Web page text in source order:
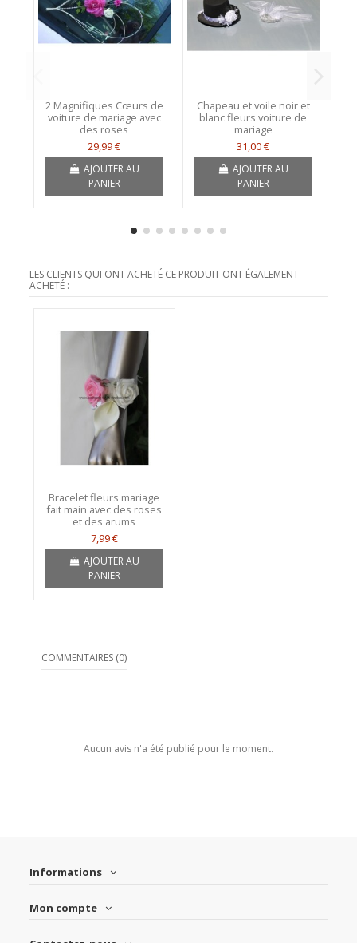
2 Magnifiques Cœurs de
voiture de mariage avec
des roses
29,99 €
AJOUTER AU
PANIER
Chapeau et voile noir et
blanc fleurs voiture de
mariage
31,00 €
AJOUTER AU
PANIER
LES CLIENTS QUI ONT ACHETÉ CE PRODUIT ONT ÉGALEMENT
ACHETÉ :
Bracelet fleurs mariage
fait main avec des roses
et des arums
7,99 €
AJOUTER AU
PANIER
COMMENTAIRES (0)
Aucun avis n'a été publié pour le moment.
Informations
Mon compte